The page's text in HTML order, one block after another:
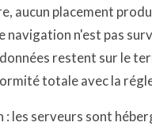
aucun placement
navigation n'est pas
restent sur le
totale avec la
les serveurs sont